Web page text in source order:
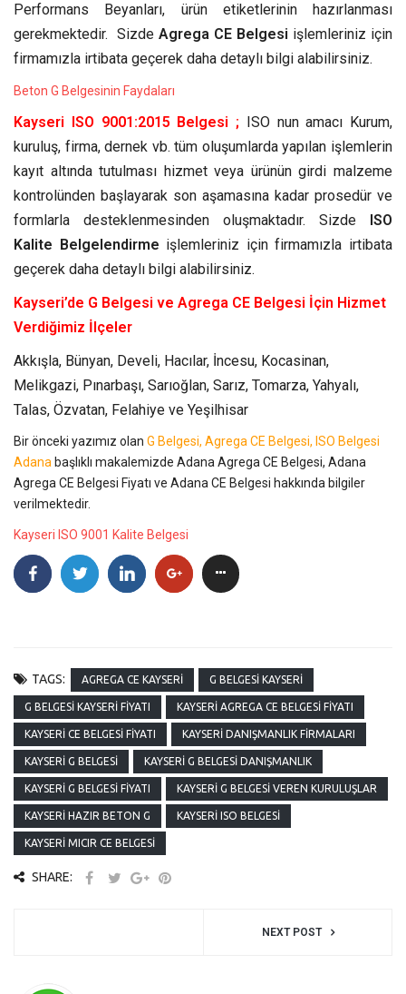
Performans Beyanları, ürün etiketlerinin hazırlanması
gerekmektedir. Sizde Agrega CE Belgesi işlemleriniz için
firmamızla irtibata geçerek daha detaylı bilgi alabilirsiniz.
Beton G Belgesinin Faydaları
Kayseri ISO 9001:2015 Belgesi ; ISO nun amacı Kurum,
kuruluş, firma, dernek vb. tüm oluşumlarda yapılan işlemlerin
kayıt altında tutulması hizmet veya ürünün girdi malzeme
kontrolünden başlayarak son aşamasına kadar prosedür ve
formlarla desteklenmesinden oluşmaktadır. Sizde
ISO
Kalite Belgelendirme işlemleriniz için firmamızla irtibata
geçerek daha detaylı bilgi alabilirsiniz.
Kayseri’de G Belgesi ve Agrega CE Belgesi İçin Hizmet
Verdiğimiz İlçeler
Akkışla, Bünyan, Develi, Hacılar, İncesu, Kocasinan,
Melikgazi, Pınarbaşı, Sarıoğlan, Sarız, Tomarza, Yahyalı,
Talas, Özvatan, Felahiye ve Yeşilhisar
Bir önceki yazımız olan G Belgesi, Agrega CE Belgesi, ISO Belgesi
Adana başlıklı makalemizde Adana Agrega CE Belgesi, Adana
Agrega CE Belgesi Fiyatı ve Adana CE Belgesi hakkında bilgiler
verilmektedir.
Kayseri ISO 9001 Kalite Belgesi
TAGS: AGREGA CE KAYSERI G BELGESI KAYSERI
G BELGESI KAYSERI FIYATI KAYSERI AGREGA CE BELGESI FIYATI
KAYSERI CE BELGESI FIYATI KAYSERI DANIŞMANLIK FIRMALARI
KAYSERI G BELGESI KAYSERI G BELGESI DANIŞMANLIK
KAYSERI G BELGESI FIYATI KAYSERI G BELGESI VEREN KURULUŞLAR
KAYSERI HAZIR BETON G KAYSERI ISO BELGESI
KAYSERI MICIR CE BELGESI
SHARE:
NEXT POST